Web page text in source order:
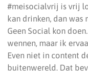
#meisocialvrij is vrij
kan drinken, dan
Geen Social kon
wennen, maar ik
Even niet in content
buitenwereld. Dat